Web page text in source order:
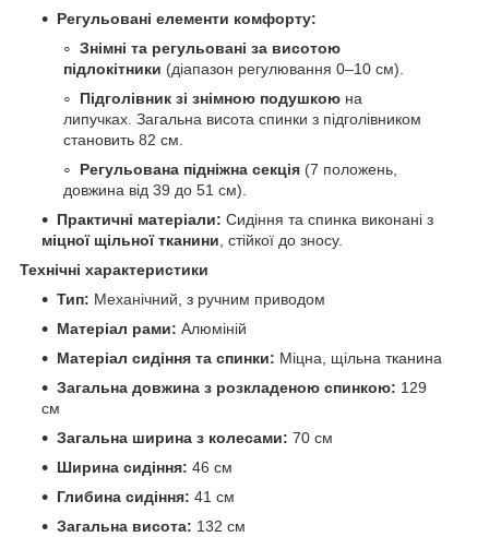
Регульовані елементи комфорту:
Знімні та регульовані за висотою
підлокітники (діапазон регулювання 0–10 см).
Підголівник зі знімною подушкою на
липучках. Загальна висота спинки з підголівником
становить 82 см.
Регульована підніжна секція (7 положень,
довжина від 39 до 51 см).
Практичні матеріали: Сидіння та спинка виконані з
міцної щільної тканини, стійкої до зносу.
Технічні характеристики
Тип: Механічний, з ручним приводом
Матеріал рами: Алюміній
Матеріал сидіння та спинки: Міцна, щільна тканина
Загальна довжина з розкладеною спинкою: 129
см
Загальна ширина з колесами: 70 см
Ширина сидіння: 46 см
Глибина сидіння: 41 см
Загальна висота: 132 см